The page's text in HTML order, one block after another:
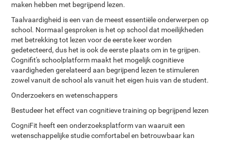
maken hebben met begrijpend lezen.
Taalvaardigheid is een van de meest essentiële onderwerpen op
school. Normaal gesproken is het op school dat moeilijkheden
met betrekking tot lezen voor de eerste keer worden
gedetecteerd, dus het is ook de eerste plaats om in te grijpen.
Cognifit's schoolplatform maakt het mogelijk cognitieve
vaardigheden gerelateerd aan begrijpend lezen te stimuleren
zowel vanuit de school als vanuit het eigen huis van de student.
Onderzoekers en wetenschappers
Bestudeer het effect van cognitieve training op begrijpend lezen
CogniFit heeft een onderzoeksplatform van waaruit een
wetenschappelijke studie comfortabel en betrouwbaar kan